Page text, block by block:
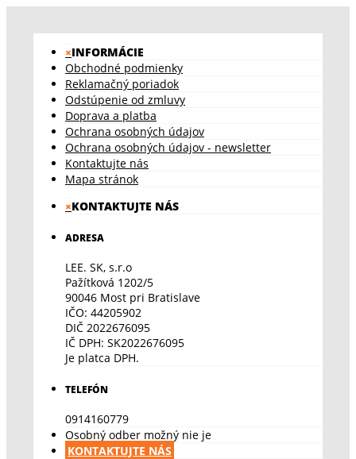
×INFORMÁCIE
Obchodné podmienky
Reklamačný poriadok
Odstúpenie od zmluvy
Doprava a platba
Ochrana osobných údajov
Ochrana osobných údajov - newsletter
Kontaktujte nás
Mapa stránok
×KONTAKTUJTE NÁS
ADRESA
LEE. SK, s.r.o
Pažítková 1202/5
90046 Most pri Bratislave
IČO: 44205902
DIČ 2022676095
IČ DPH: SK2022676095
Je platca DPH.
TELEFÓN
0914160779
Osobný odber možný nie je
KONTAKTUJTE NÁS